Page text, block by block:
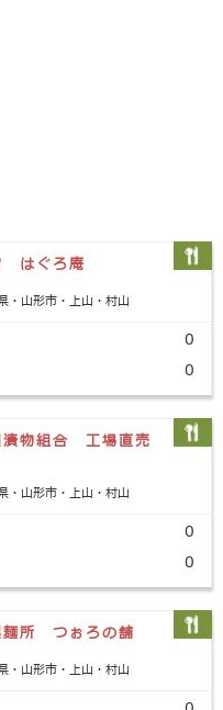
はぐろ庵
・山形市・上山・村山
0
0
漬物組合 工場直売
・山形市・上山・村山
0
0
麺所 つぉろの舗
・山形市・上山・村山